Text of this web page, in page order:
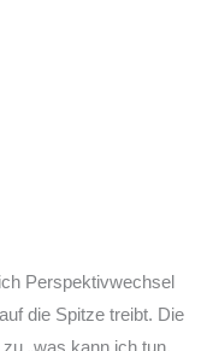
Perspektivwechsel
die Spitze treibt. Die
„was kann ich tun,